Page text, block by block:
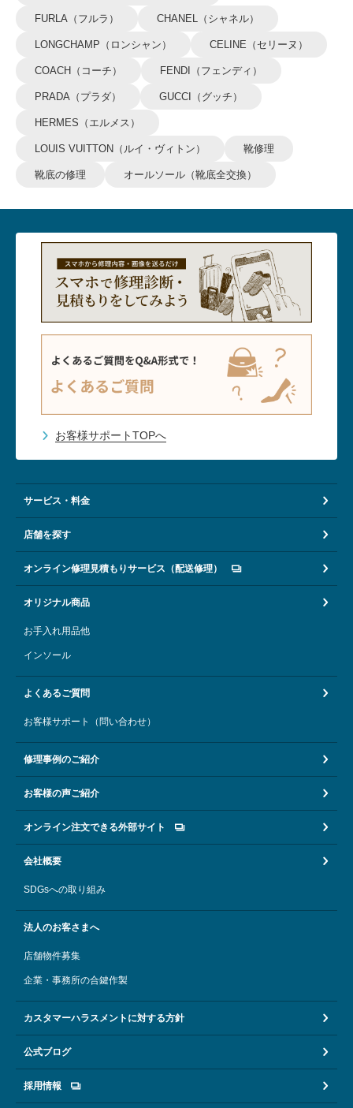
FURLA（フルラ） CHANEL（シャネル）
LONGCHAMP（ロンシャン） CELINE（セリーヌ）
COACH（コーチ） FENDI（フェンディ）
PRADA（プラダ） GUCCI（グッチ）
HERMES（エルメス）
LOUIS VUITTON（ルイ・ヴィトン） 靴修理
靴底の修理 オールソール（靴底全交換）
お客様サポートTOPへ
サービス・料金
店舗を探す
オンライン修理見積もりサービス（配送修理）
オリジナル商品
お手入れ用品他
インソール
よくあるご質問
お客様サポート（問い合わせ）
修理事例のご紹介
お客様の声ご紹介
オンライン注文できる外部サイト
会社概要
SDGsへの取り組み
法人のお客さまへ
店舗物件募集
企業・事務所の合鍵作製
カスタマーハラスメントに対する方針
公式ブログ
採用情報